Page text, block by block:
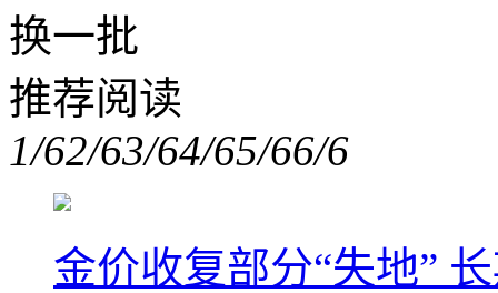
换一批
推荐阅读
1/62/63/64/65/66/6
金价收复部分“失地”